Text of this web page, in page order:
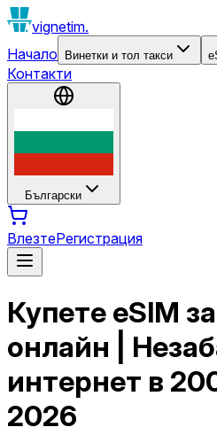
vignetim.
Начало
Винетки и тол такси
Контакти
Български
ВлезтеРегистрация
Купете eSIM
онлайн |
интернет в
2026